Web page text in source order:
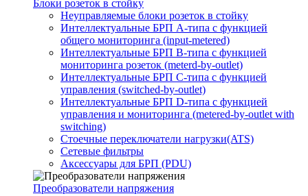
Блоки розеток в стойку
Неуправляемые блоки розеток в стойку
Интеллектуальные БРП А-типа с функцией
общего мониторинга (input-metered)
Интеллектуальные БРП B-типа с функцией
мониторинга розеток (meterd-by-outlet)
Интеллектуальные БРП C-типа с функцией
управления (switched-by-outlet)
Интеллектуальные БРП D-типа с функцией
управления и мониторинга (metered-by-outlet with
switching)
Стоечные переключатели нагрузки(ATS)
Сетевые фильтры
Аксессуары для БРП (PDU)
Преобразователи напряжения